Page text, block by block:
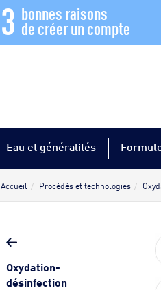
3 bonnes raisons
de créer un compte
Eau et généralités
Accueil Procédés et technologies
Oxydation-
désinfection